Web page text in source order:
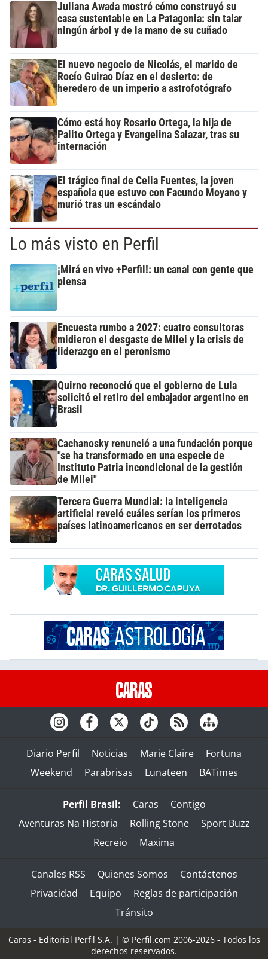
Juliana Awada mostró cómo construyó su
casa sustentable en La Patagonia: sin talar
ningún árbol y de la mano de su cuñado
El nuevo negocio de Nicolás, el marido de
Rocío Guirao Díaz en el desierto: de
heredero de un imperio a astrofotógrafo
Cómo está hoy Rosario Ortega, la hija de
Palito Ortega y Evangelina Salazar, tras su
internación
El trágico final de Celia Fuentes, la joven
española que estuvo con Facundo Moyano y
murió tras un escándalo
Lo más visto en Perfil
¡Mirá en vivo +Perfil!: un canal con gente que
piensa
Encuesta rumbo a 2027: cuatro consultoras
midieron el desgaste de Milei y la crisis de
liderazgo en el peronismo
Quirno reconoció que el gobierno de Lula
solicitó el retiro del embajador argentino en
Brasil
Cachanosky renunció a una fundación porque
"se ha transformado en una especie de
Instituto Patria incondicional de la gestión
de Milei"
Tercera Guerra Mundial: la inteligencia
artificial reveló cuáles serían los primeros
países latinoamericanos en ser derrotados
Diario Perfil Noticias Marie Claire
Fortuna
Weekend
Parabrisas Lunateen BATimes
Perfil Brasil: Caras
Contigo
Aventuras Na Historia
Rolling Stone
Sport Buzz
Recreio
Maxima
Canales RSS Quienes Somos
Contáctenos
Privacidad
Equipo
Reglas de participación
Tránsito
Caras - Editorial Perfil S.A. | © Perfil.com 2006-2026 - Todos los
derechos reservados.